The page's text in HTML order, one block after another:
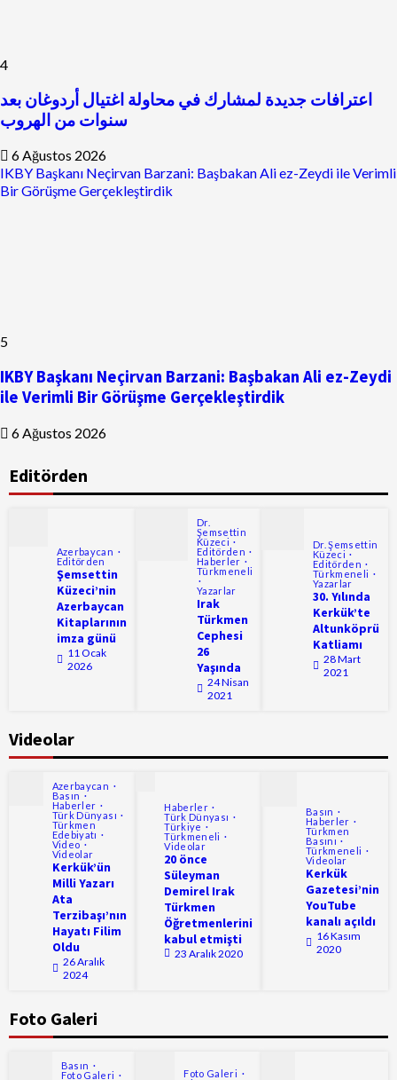
4
اعترافات جديدة لمشارك في محاولة اغتيال أردوغان بعد
سنوات من الهروب
6 Ağustos 2026
IKBY Başkanı Neçirvan Barzani: Başbakan Ali ez-Zeydi ile Verimli
Bir Görüşme Gerçekleştirdik
5
IKBY Başkanı Neçirvan Barzani: Başbakan Ali ez-Zeydi
ile Verimli Bir Görüşme Gerçekleştirdik
6 Ağustos 2026
Editörden
Azerbaycan
Editörden
Şemsettin
Küzeci’nin
Azerbaycan
Kitaplarının
imza günü
11 Ocak
2026
Dr.
Şemsettin
Küzeci
Editörden
Haberler
Türkmeneli
Yazarlar
Irak
Türkmen
Cephesi
26
Yaşında
24 Nisan
2021
Dr. Şemsettin
Küzeci
Editörden
Türkmeneli
Yazarlar
30. Yılında
Kerkük’te
Altunköprü
Katliamı
28 Mart
2021
Videolar
Azerbaycan
Basın
Haberler
Türk Dünyası
Türkmen
Edebiyatı
Video
Videolar
Kerkük’ün
Milli Yazarı
Ata
Terzibaşı’nın
Hayatı Filim
Oldu
26 Aralık
2024
Haberler
Türk Dünyası
Türkiye
Türkmeneli
Videolar
20 önce
Süleyman
Demirel Irak
Türkmen
Öğretmenlerini
kabul etmişti
23 Aralık 2020
Basın
Haberler
Türkmen
Basını
Türkmeneli
Videolar
Kerkük
Gazetesi’nin
YouTube
kanalı açıldı
16 Kasım
2020
Foto Galeri
Basın
Foto Galeri
Foto Galeri